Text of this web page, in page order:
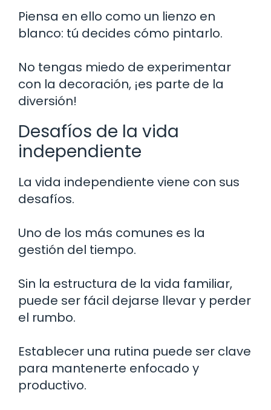
Piensa en ello como un lienzo en
blanco: tú decides cómo pintarlo.
No tengas miedo de experimentar
con la decoración, ¡es parte de la
diversión!
Desafíos de la vida
independiente
La vida independiente viene con sus
desafíos.
Uno de los más comunes es la
gestión del tiempo.
Sin la estructura de la vida familiar,
puede ser fácil dejarse llevar y perder
el rumbo.
Establecer una rutina puede ser clave
para mantenerte enfocado y
productivo.